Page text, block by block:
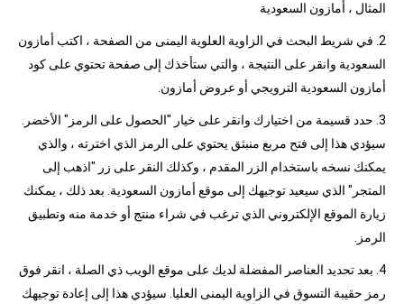
المثال ، أمازون السعودية
2. في شريط البحث في الزاوية العلوية اليمنى من الصفحة ، اكتب أمازون
السعودية وانقر على النتيجة ، والتي ستأخذك إلى صفحة تحتوي على كود
أمازون السعودية الترويجي أو عروض أمازون.
3. حدد قسيمة من اختيارك وانقر على خيار "الحصول على الرمز" الأخضر.
سيؤدي هذا إلى فتح مربع منبثق يحتوي على الرمز الذي اخترته ، والذي
يمكنك نسخه باستخدام الزر المقدم ، وكذلك النقر على زر "اذهب إلى
المتجر" الذي سيعيد توجيهك إلى موقع أمازون السعودية. بعد ذلك ، يمكنك
زيارة الموقع الإلكتروني الذي ترغب في شراء منتج أو خدمة منه وتطبيق
الرمز.
4. بعد تحديد العناصر المفضلة لديك على موقع الويب ذي الصلة ، انقر فوق
رمز حقيبة التسوق في الزاوية اليمنى العليا. سيؤدي هذا إلى إعادة توجيهك